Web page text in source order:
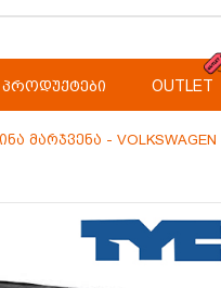
ᲞᲠᲝᲓᲣᲥᲢᲔᲑᲘ OUTLET
Მარჯვენა - VOLKSWAGEN